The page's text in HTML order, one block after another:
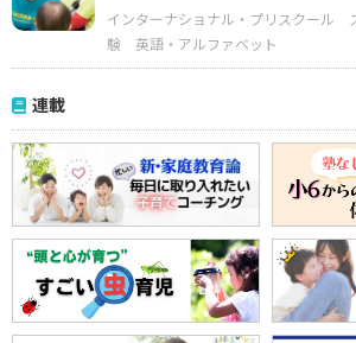
インターナショナル・プリスクール
験
英語・アルファベット
連載